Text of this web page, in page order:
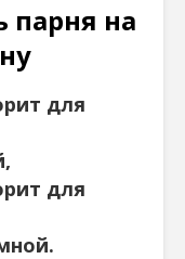
парня на
для
для